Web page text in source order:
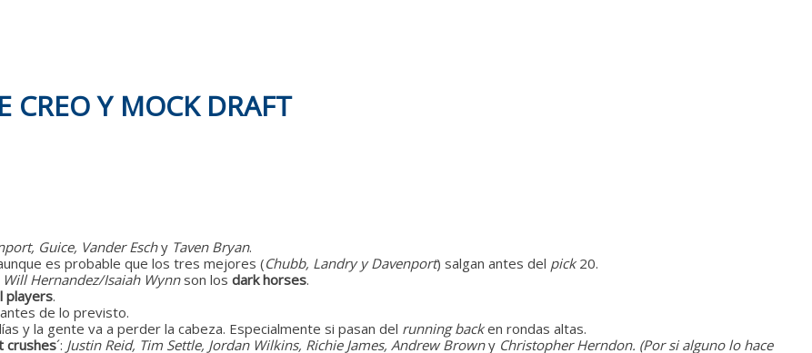
CREO Y MOCK DRAFT
Guice, Vander Eschy Taven Bryan.
es probable que los tres mejores (Chubb, Landry y Davenport) salgan antes del pick20.
Will Hernandez/Isaiah Wynnson los dark horses.
players.
de lo previsto.
y la gente va a perder la cabeza. Especialmente si pasan del running backen rondas altas.
crushes´: Justin Reid, Tim Settle, Jordan Wilkins, Richie James, Andrew Browny Christopher Herndon. (Por si alguno lo hace